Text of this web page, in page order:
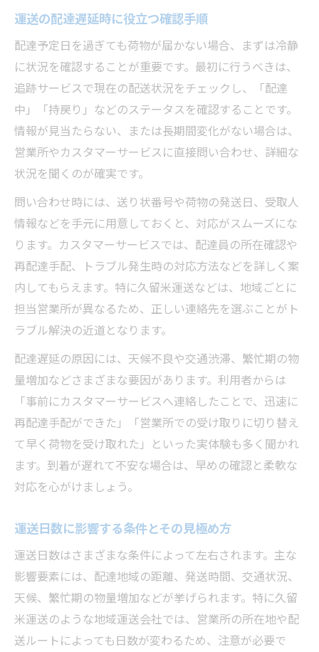
運送の配達遅延時に役立つ確認手順
配達予定日を過ぎても荷物が届かない場合、まずは冷静
に状況を確認することが重要です。最初に行うべきは、
追跡サービスで現在の配送状況をチェックし、「配達
中」「持戻り」などのステータスを確認することです。
情報が見当たらない、または長期間変化がない場合は、
営業所やカスタマーサービスに直接問い合わせ、詳細な
状況を聞くのが確実です。
問い合わせ時には、送り状番号や荷物の発送日、受取人
情報などを手元に用意しておくと、対応がスムーズにな
ります。カスタマーサービスでは、配達員の所在確認や
再配達手配、トラブル発生時の対応方法などを詳しく案
内してもらえます。特に久留米運送などは、地域ごとに
担当営業所が異なるため、正しい連絡先を選ぶことがト
ラブル解決の近道となります。
配達遅延の原因には、天候不良や交通渋滞、繁忙期の物
量増加などさまざまな要因があります。利用者からは
「事前にカスタマーサービスへ連絡したことで、迅速に
再配達手配ができた」「営業所での受け取りに切り替え
て早く荷物を受け取れた」といった実体験も多く聞かれ
ます。到着が遅れて不安な場合は、早めの確認と柔軟な
対応を心がけましょう。
運送日数に影響する条件とその見極め方
運送日数はさまざまな条件によって左右されます。主な
影響要素には、配達地域の距離、発送時間、交通状況、
天候、繁忙期の物量増加などが挙げられます。特に久留
米運送のような地域運送会社では、営業所の所在地や配
送ルートによっても日数が変わるため、注意が必要で